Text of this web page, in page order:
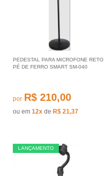
PEDESTAL PARA MICROFONE RETO
PÉ DE FERRO SMART SM-040
por R$ 210,00
ou em 12x de R$ 21,37
LANÇAMENTO